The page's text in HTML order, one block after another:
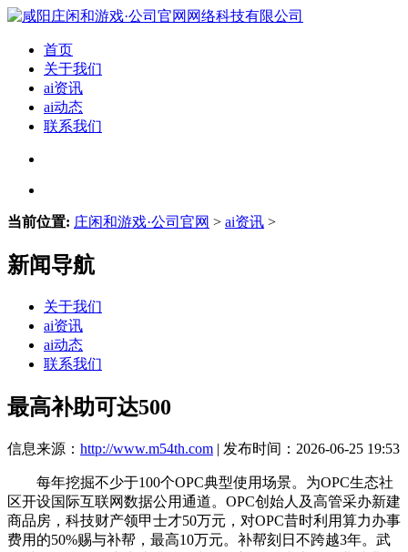
首页
关于我们
ai资讯
ai动态
联系我们
当前位置: 庄闲和游戏·公司官网 > ai资讯 >
新闻导航
关于我们
ai资讯
ai动态
联系我们
最高补助可达500
信息来源： http://www.m54th.com | 发布时间：2026-06-25 19:53
每年挖掘不少于100个OPC典型使用场景。为OPC生态社
区开设国际互联网数据公用通道。OPC创始人及高管采办新建
商品房，科技财产领甲士才50万元，对OPC昔时利用算力办事
费用的50%赐与补帮，最高10万元。补帮刻日不跨越3年。武